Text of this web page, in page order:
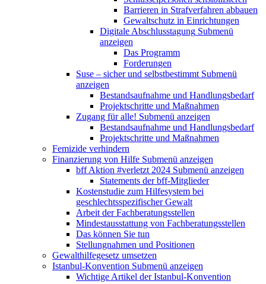
Barrieren in Strafverfahren abbauen
Gewaltschutz in Einrichtungen
Digitale Abschlusstagung Submenü
anzeigen
Das Programm
Forderungen
Suse – sicher und selbstbestimmt Submenü
anzeigen
Bestandsaufnahme und Handlungsbedarf
Projektschritte und Maßnahmen
Zugang für alle! Submenü anzeigen
Bestandsaufnahme und Handlungsbedarf
Projektschritte und Maßnahmen
Femizide verhindern
Finanzierung von Hilfe Submenü anzeigen
bff Aktion #verletzt 2024 Submenü anzeigen
Statements der bff-Mitglieder
Kostenstudie zum Hilfesystem bei
geschlechtsspezifischer Gewalt
Arbeit der Fachberatungsstellen
Mindestausstattung von Fachberatungsstellen
Das können Sie tun
Stellungnahmen und Positionen
Gewalthilfegesetz umsetzen
Istanbul-Konvention Submenü anzeigen
Wichtige Artikel der Istanbul-Konvention